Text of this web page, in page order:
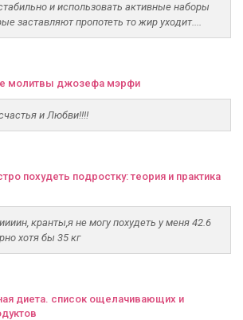
и использовать активные наборы
заставляют пропотеть то жир уходит....
молитвы джозефа мэрфи
и Любви!!!!
похудеть подростку: теория и практика
кранты,я не могу похудеть у меня 42.6
хотя бы 35 кг
диета. список ощелачивающих и